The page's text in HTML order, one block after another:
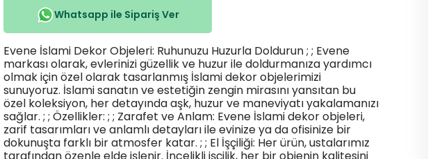
Whatsapp ile Sipariş Ver
Evene İslami Dekor Objeleri: Ruhunuzu Huzurla Doldurun ; ; Evene
markası olarak, evlerinizi güzellik ve huzur ile doldurmanıza yardımcı
olmak için özel olarak tasarlanmış İslami dekor objelerimizi
sunuyoruz. İslami sanatın ve estetiğin zengin mirasını yansıtan bu
özel koleksiyon, her detayında aşk, huzur ve maneviyatı yakalamanızı
sağlar. ; ; Özellikler: ; ; Zarafet ve Anlam: Evene İslami dekor objeleri,
zarif tasarımları ve anlamlı detayları ile evinize ya da ofisinize bir
dokunuşta farklı bir atmosfer katar. ; ; El İşçiliği: Her ürün, ustalarımız